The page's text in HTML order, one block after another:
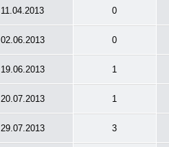
11.04.2013 0
02.06.2013 0
19.06.2013 1
20.07.2013 1
29.07.2013 3